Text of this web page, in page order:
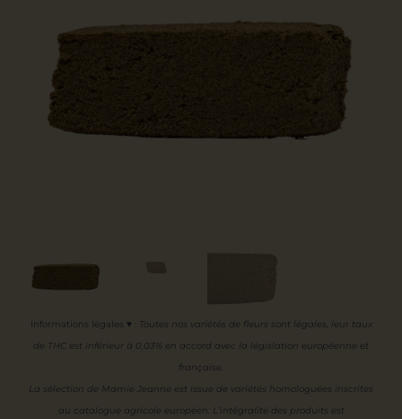
Informations légales ♥ Toutes nos variétés de fleurs sont légales, leur taux
de THC est inférieur à 0,03% en accord avec la législation européenne et
française.
La sélection de Mamie Jeanne est issue de variétés homologuées inscrites
au catalogue agricole européen. L’intégralité des produits est